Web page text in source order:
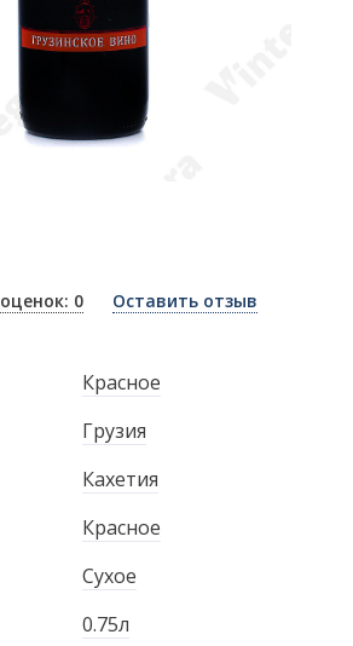
оценок: 0 Оставить отзыв
Красное
Грузия
Кахетия
Красное
Сухое
0.75л